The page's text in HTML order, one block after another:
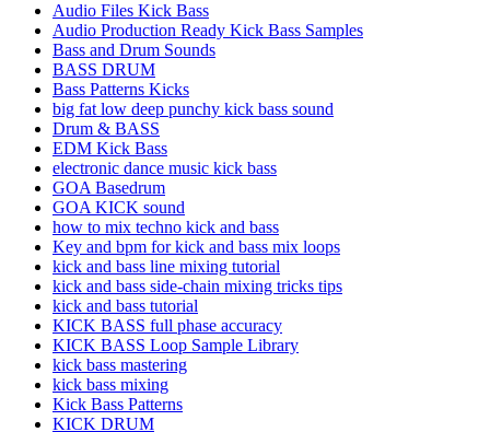
Audio Files Kick Bass
Audio Production Ready Kick Bass Samples
Bass and Drum Sounds
BASS DRUM
Bass Patterns Kicks
big fat low deep punchy kick bass sound
Drum & BASS
EDM Kick Bass
electronic dance music kick bass
GOA Basedrum
GOA KICK sound
how to mix techno kick and bass
Key and bpm for kick and bass mix loops
kick and bass line mixing tutorial
kick and bass side-chain mixing tricks tips
kick and bass tutorial
KICK BASS full phase accuracy
KICK BASS Loop Sample Library
kick bass mastering
kick bass mixing
Kick Bass Patterns
KICK DRUM